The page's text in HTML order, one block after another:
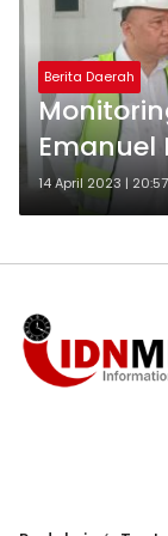
Berita Daerah
Emanuel
Percaya
14 April 2023 |